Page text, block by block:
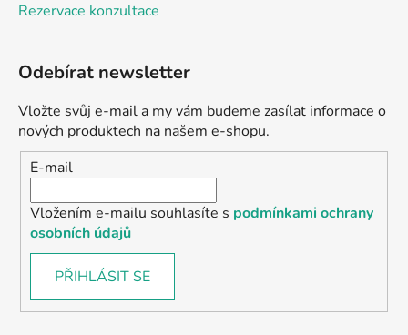
Rezervace konzultace
Odebírat newsletter
Vložte svůj e-mail a my vám budeme zasílat informace o
nových produktech na našem e-shopu.
E-mail
Vložením e-mailu souhlasíte s podmínkami ochrany
osobních údajů
PŘIHLÁSIT SE